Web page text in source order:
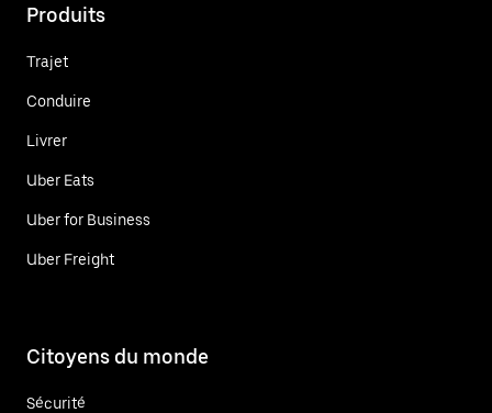
Produits
Trajet
Conduire
Livrer
Uber Eats
Uber for Business
Uber Freight
Citoyens du monde
Sécurité